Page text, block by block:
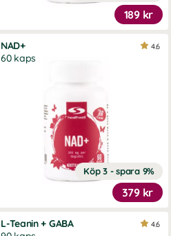
189 kr
NAD+
60 kaps
Köp 3 - spara 9%
379 kr
4.6
L-Teanin + GABA
4.6